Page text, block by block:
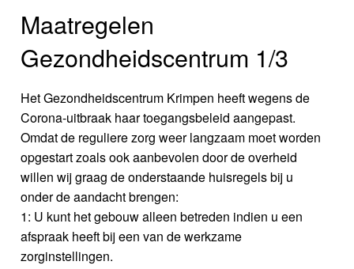
Maatregelen
Gezondheidscentrum 1/3
Het Gezondheidscentrum Krimpen heeft wegens de
Corona-uitbraak haar toegangsbeleid aangepast.
Omdat de reguliere zorg weer langzaam moet worden
opgestart zoals ook aanbevolen door de overheid
willen wij graag de onderstaande huisregels bij u
onder de aandacht brengen:
1: U kunt het gebouw alleen betreden indien u een
afspraak heeft bij een van de werkzame
zorginstellingen.